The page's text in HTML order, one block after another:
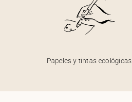
Papeles y tintas ecológicas